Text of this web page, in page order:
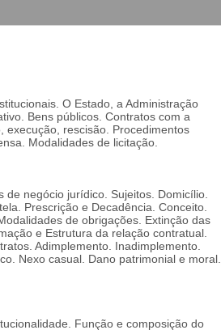
O Estado, a Administração
Bens públicos. Contratos com a
execução, rescisão. Procedimentos
Modalidades de licitação.
de negócio jurídico. Sujeitos. Domicílio.
Prescrição e Decadência. Conceito.
de obrigações. Extinção das
e Estrutura da relação contratual.
Adimplemento. Inadimplemento.
Nexo casual. Dano patrimonial e moral.
Função e composição do